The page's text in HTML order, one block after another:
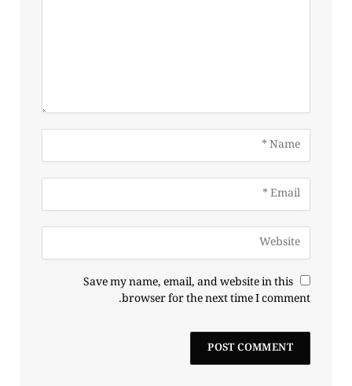
Save my name, email, and website in this
browser for the next time I comment.